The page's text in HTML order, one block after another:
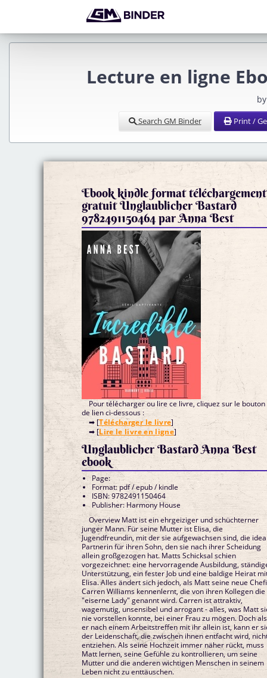
Lecture en ligne
Search GM Binder Print /
Ebook kindle format téléchargement
gratuit Unglaublicher Bastard
9782491150464 par Anna Best
Pour télécharger ou lire ce livre, cliquez sur le bouton
de lien ci-dessous :
➡ [Télécharger le livre]
➡ [Lire le livre en ligne]
Unglaublicher Bastard Anna Best
ebook
Page:
Format: pdf / epub / kindle
ISBN: 9782491150464
Publisher: Harmony House
Overview Matt ist ein ehrgeiziger und schüchterner
junger Mann. Für seine Mutter ist Elisa, die
Jugendfreundin, mit der sie aufgewachsen sind, die
Partnerin für ihren Sohn, den sie nach ihrer Scheidung
allein großgezogen hat. Matts Schicksal schien
vorgezeichnet: eine hervorragende Ausbildung,
Unterstützung, ein fester Job und eine baldige Heirat
Elisa. Alles ändert sich jedoch, als Matt seine neue
Carren Williams kennenlernt, die von ihren Kollegen die
"eiserne Lady" genannt wird. Carren ist attraktiv,
wagemutig, unsensibel und arrogant - alles, was Matt
nie vorstellen konnte, bei einer Frau zu mögen. Doch als
er nach einem Arbeitstreffen mit ihr allein ist, kann er
der Leidenschaft, die zwischen ihnen entfacht wird,
entziehen. Als seine Hochzeit immer näher rückt, muss
Matt lernen, seine Gefühle zu kontrollieren, um seine
Mutter und die anderen wichtigen Menschen in seinem
Leben nicht zu enttäuschen.